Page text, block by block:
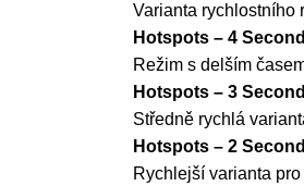
Varianta rychlostního
Hotspots – 4
Režim s delším
Hotspots – 3
Středně rychlá
Hotspots – 2
Rychlejší varianta